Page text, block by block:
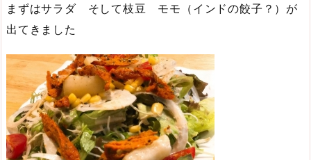
まずはサラダ そして枝豆 モモ（インドの餃子？）が
出てきました